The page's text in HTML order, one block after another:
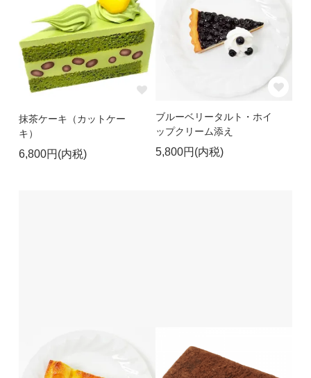
抹茶ケーキ（カットケー
キ）
6,800円(内税)
ブルーベリータルト・ホイ
ップクリーム添え
5,800円(内税)